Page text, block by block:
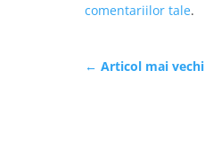
comentariilor tale.
← Articol mai vechi